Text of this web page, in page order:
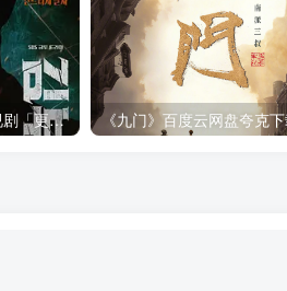
金特务：本色回归电视剧「更新至10集」迅雷下载